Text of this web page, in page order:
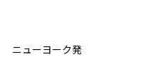
ニューヨーク発